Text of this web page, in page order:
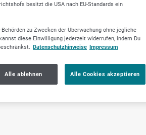
besitzt die USA nach EU-Standards ein
zu Zwecken der Überwachung ohne jegliche
diese Einwilligung jederzeit widerrufen, indem Du
Datenschutzhinweise Impressum
Alle ablehnen Alle Cookies akzeptieren